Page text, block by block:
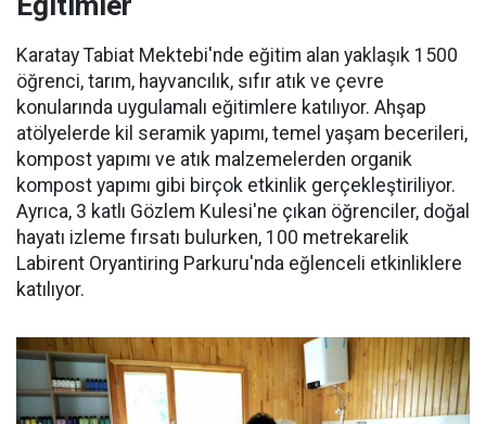
Karatay Tabiat Mektebi'nde eğitim alan yaklaşık 1500
öğrenci, tarım, hayvancılık, sıfır atık ve çevre
konularında uygulamalı eğitimlere katılıyor. Ahşap
atölyelerde kil seramik yapımı, temel yaşam becerileri,
kompost yapımı ve atık malzemelerden organik
kompost yapımı gibi birçok etkinlik gerçekleştiriliyor.
Ayrıca, 3 katlı Gözlem Kulesi'ne çıkan öğrenciler, doğal
hayatı izleme fırsatı bulurken, 100 metrekarelik
Labirent Oryantiring Parkuru'nda eğlenceli etkinliklere
katılıyor.